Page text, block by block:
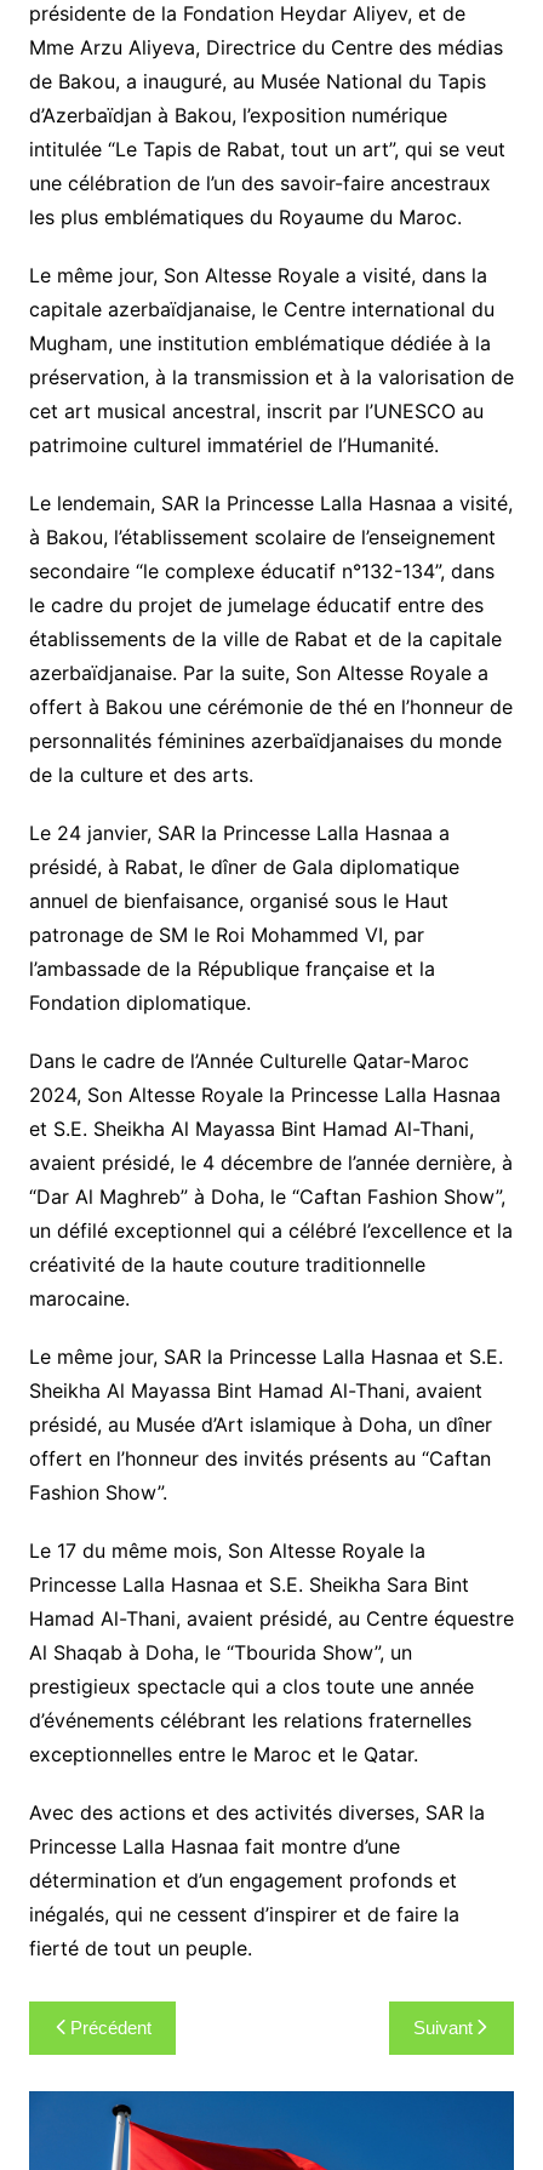
présidente de la Fondation Heydar Aliyev, et de
Mme Arzu Aliyeva, Directrice du Centre des médias
de Bakou, a inauguré, au Musée National du Tapis
d’Azerbaïdjan à Bakou, l’exposition numérique
intitulée “Le Tapis de Rabat, tout un art”, qui se veut
une célébration de l’un des savoir-faire ancestraux
les plus emblématiques du Royaume du Maroc.
Le même jour, Son Altesse Royale a visité, dans la
capitale azerbaïdjanaise, le Centre international du
Mugham, une institution emblématique dédiée à la
préservation, à la transmission et à la valorisation de
cet art musical ancestral, inscrit par l’UNESCO au
patrimoine culturel immatériel de l’Humanité.
Le lendemain, SAR la Princesse Lalla Hasnaa a visité,
à Bakou, l’établissement scolaire de l’enseignement
secondaire “le complexe éducatif n°132-134”, dans
le cadre du projet de jumelage éducatif entre des
établissements de la ville de Rabat et de la capitale
azerbaïdjanaise. Par la suite, Son Altesse Royale a
offert à Bakou une cérémonie de thé en l’honneur de
personnalités féminines azerbaïdjanaises du monde
de la culture et des arts.
Le 24 janvier, SAR la Princesse Lalla Hasnaa a
présidé, à Rabat, le dîner de Gala diplomatique
annuel de bienfaisance, organisé sous le Haut
patronage de SM le Roi Mohammed VI, par
l’ambassade de la République française et la
Fondation diplomatique.
Dans le cadre de l’Année Culturelle Qatar-Maroc
2024, Son Altesse Royale la Princesse Lalla Hasnaa
et S.E. Sheikha Al Mayassa Bint Hamad Al-Thani,
avaient présidé, le 4 décembre de l’année dernière, à
“Dar Al Maghreb” à Doha, le “Caftan Fashion Show”,
un défilé exceptionnel qui a célébré l’excellence et la
créativité de la haute couture traditionnelle
marocaine.
Le même jour, SAR la Princesse Lalla Hasnaa et S.E.
Sheikha Al Mayassa Bint Hamad Al-Thani, avaient
présidé, au Musée d’Art islamique à Doha, un dîner
offert en l’honneur des invités présents au “Caftan
Fashion Show”.
Le 17 du même mois, Son Altesse Royale la
Princesse Lalla Hasnaa et S.E. Sheikha Sara Bint
Hamad Al-Thani, avaient présidé, au Centre équestre
Al Shaqab à Doha, le “Tbourida Show”, un
prestigieux spectacle qui a clos toute une année
d’événements célébrant les relations fraternelles
exceptionnelles entre le Maroc et le Qatar.
Avec des actions et des activités diverses, SAR la
Princesse Lalla Hasnaa fait montre d’une
détermination et d’un engagement profonds et
inégalés, qui ne cessent d’inspirer et de faire la
fierté de tout un peuple.
Navigation
de
l’article
Précédent Suivant